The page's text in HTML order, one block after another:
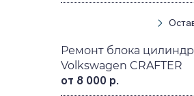
Ремонт блока
Volkswagen CRAFTER
от 8 000 р.